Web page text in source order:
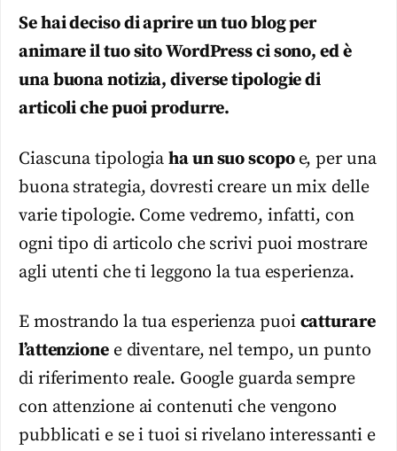
Se hai deciso di aprire un tuo blog per
animare il tuo sito WordPress ci sono, ed è
una buona notizia, diverse tipologie di
articoli che puoi produrre.
Ciascuna tipologiaha un suo scopo e, per una
buona strategia, dovresti creare un mix delle
varie tipologie. Come vedremo, infatti, con
ogni tipo di articolo che scrivi puoi mostrare
agli utenti che ti leggono la tua esperienza.
E mostrando la tua esperienza puoi catturare
l’attenzionee diventare, nel tempo, un punto
di riferimento reale. Google guarda sempre
con attenzione ai contenuti che vengono
pubblicati e se i tuoi si rivelano interessanti e